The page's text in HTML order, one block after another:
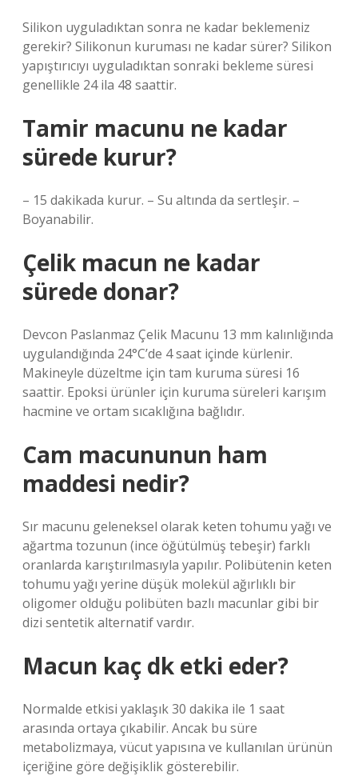
Silikon uyguladıktan sonra ne kadar beklemeniz
gerekir? Silikonun kuruması ne kadar sürer? Silikon
yapıştırıcıyı uyguladıktan sonraki bekleme süresi
genellikle 24 ila 48 saattir.
Tamir macunu ne kadar
sürede kurur?
– 15 dakikada kurur. – Su altında da sertleşir. –
Boyanabilir.
Çelik macun ne kadar
sürede donar?
Devcon Paslanmaz Çelik Macunu 13 mm kalınlığında
uygulandığında 24°C’de 4 saat içinde kürlenir.
Makineyle düzeltme için tam kuruma süresi 16
saattir. Epoksi ürünler için kuruma süreleri karışım
hacmine ve ortam sıcaklığına bağlıdır.
Cam macununun ham
maddesi nedir?
Sır macunu geleneksel olarak keten tohumu yağı ve
ağartma tozunun (ince öğütülmüş tebeşir) farklı
oranlarda karıştırılmasıyla yapılır. Polibütenin keten
tohumu yağı yerine düşük molekül ağırlıklı bir
oligomer olduğu polibüten bazlı macunlar gibi bir
dizi sentetik alternatif vardır.
Macun kaç dk etki eder?
Normalde etkisi yaklaşık 30 dakika ile 1 saat
arasında ortaya çıkabilir. Ancak bu süre
metabolizmaya, vücut yapısına ve kullanılan ürünün
içeriğine göre değişiklik gösterebilir.